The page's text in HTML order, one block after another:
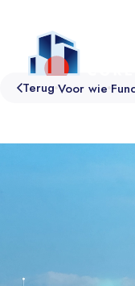
Terug Voor wie